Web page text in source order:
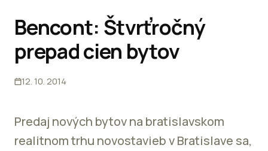
Prieskum trhu
Kontakt
Bencont: Štvrťročný
prepad cien bytov
12. 10. 2014
Predaj nových bytov na bratislavskom
realitnom trhu novostavieb v Bratislave sa,